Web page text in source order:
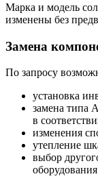
Марка и модель
изменены без
Замена
По запросу
установка
замена типа
в
изменения
утепление
выбор
оборудования